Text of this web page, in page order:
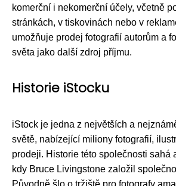
komerční i nekomerční účely, včetně
stránkách, v tiskovinách nebo v
umožňuje prodej fotografií autorům a
světa jako další zdroj příjmu.
Historie iStocku
iStock je jedna z největších a
světě, nabízející miliony fotografií,
prodeji. Historie této společnosti sahá
kdy Bruce Livingstone založil
Původně šlo o tržiště pro fotografy